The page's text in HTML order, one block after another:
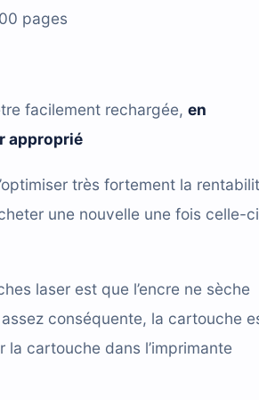
pages
facilement rechargée, en
approprié
très fortement la
une nouvelle une fois celle-ci
laser est que l’encre ne sèche
conséquente, la cartouche
cartouche dans l’imprimante